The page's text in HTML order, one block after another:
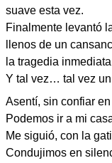
suave esta vez.
Finalmente levantó
llenos de un
la tragedia
Y tal vez… tal vez un
Asentí, sin confiar
Podemos ir a mi
Me siguió, con la
Condujimos en